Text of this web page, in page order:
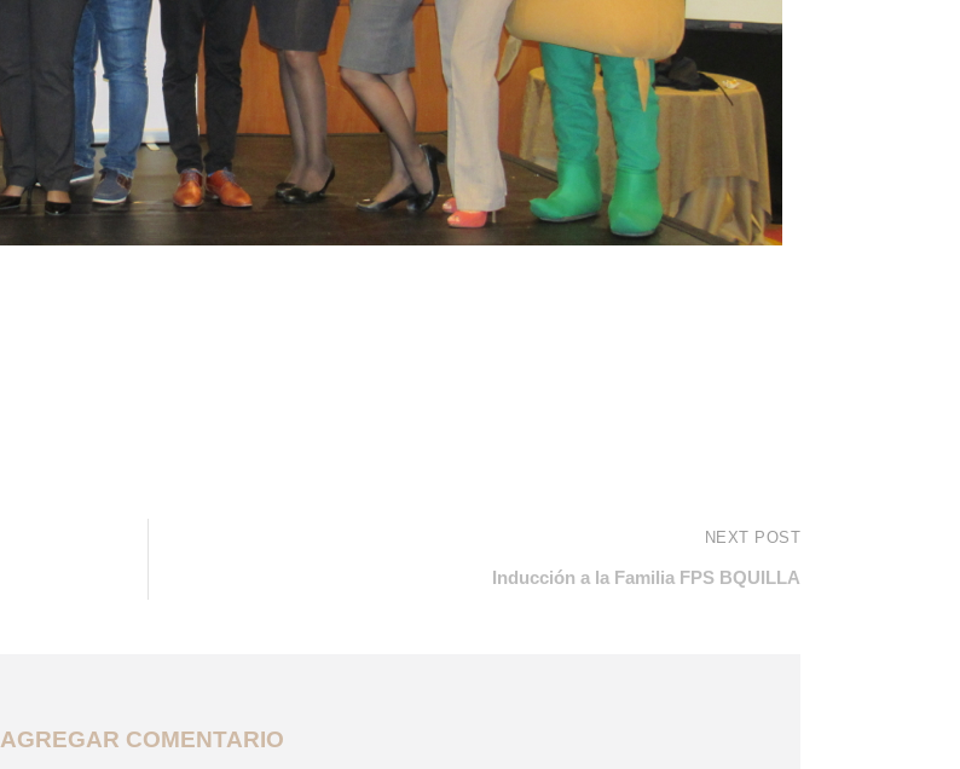
NEXT POST
Inducción a la Familia FPS BQUILLA
AGREGAR COMENTARIO